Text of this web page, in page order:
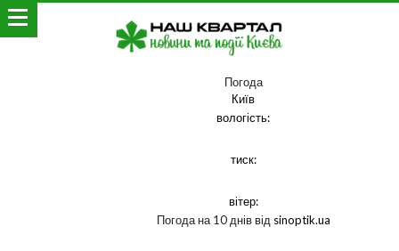
Погода
Київ
вологість:
тиск:
вітер:
Погода на 10 днів від sinoptik.ua